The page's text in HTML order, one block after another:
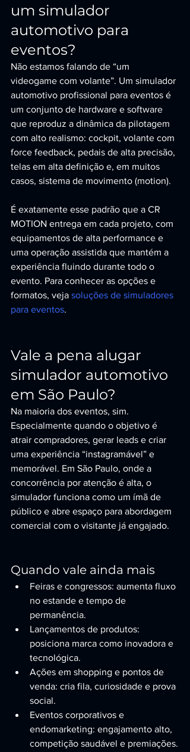
um simulador
automotivo para
eventos?
Não estamos falando de “um
videogame com volante”. Um simulador
automotivo profissional para eventos é
um conjunto de hardware e software
que reproduz a dinâmica da pilotagem
com alto realismo: cockpit, volante com
force feedback, pedais de alta precisão,
telas em alta definição e, em muitos
casos, sistema de movimento (motion).
É exatamente esse padrão que a CR
MOTION entrega em cada projeto, com
equipamentos de alta performance e
uma operação assistida que mantém a
experiência fluindo durante todo o
evento. Para conhecer as opções e
formatos, veja soluções de simuladores
para eventos.
Vale a pena alugar
simulador automotivo
em São Paulo?
Na maioria dos eventos, sim.
Especialmente quando o objetivo é
atrair compradores, gerar leads e criar
uma experiência “instagramável” e
memorável. Em São Paulo, onde a
concorrência por atenção é alta, o
simulador funciona como um ímã de
público e abre espaço para abordagem
comercial com o visitante já engajado.
Quando vale ainda mais
Feiras e congressos: aumenta fluxo
no estande e tempo de
permanência.
Lançamentos de produtos:
posiciona marca como inovadora e
tecnológica.
Ações em shopping e pontos de
venda: cria fila, curiosidade e prova
social.
Eventos corporativos e
endomarketing: engajamento alto,
competição saudável e premiações.